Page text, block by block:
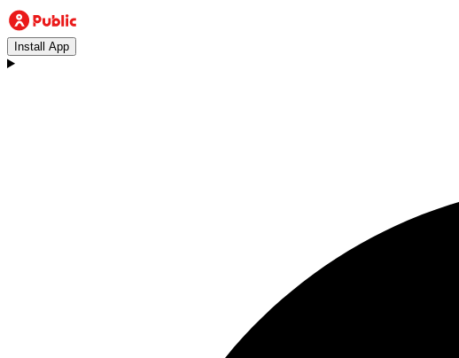
Install App